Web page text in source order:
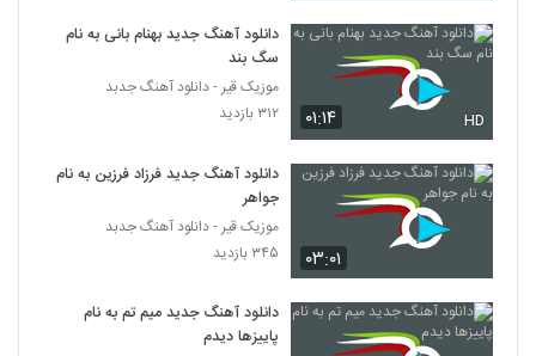
دانلود آهنگ جدید و زیبای فردین سلیمی با نام
5868
۲۰۷ بازدید
5869
آهنگ نگاه تو از شهروز شمس(پاپ)
۲۴۱ بازدید
موزیک زیبای نسل تو از نیما منا
۰۱:۱۴ HD
دانلود آهنگ جدید بهنام بانی به نام
سگ بند
موزیک قیر - دانلود آهنگ جدبد
۳۱۲ بازدید
۰۳:۰۱
دانلود آهنگ جدید فرزاد فرزین به نام
جواهر
موزیک قیر - دانلود آهنگ جدبد
۳۴۵ بازدید
دانلود آهنگ جدید میم تم به نام
پاییزها دیدم